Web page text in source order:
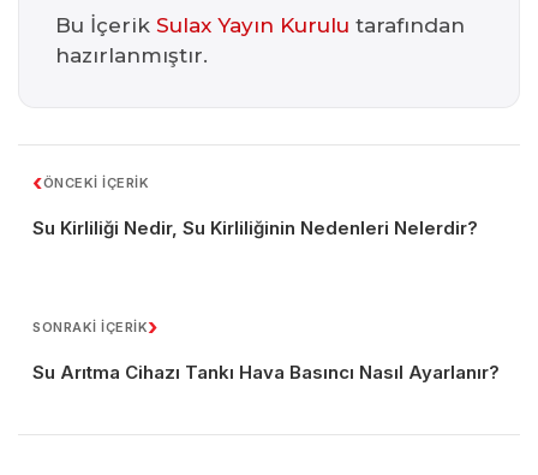
Bu İçerik Sulax Yayın Kurulu tarafından
hazırlanmıştır.
‹ÖNCEKİ İÇERİK
Su Kirliliği Nedir, Su Kirliliğinin Nedenleri Nelerdir?
SONRAKİ İÇERİK›
Su Arıtma Cihazı Tankı Hava Basıncı Nasıl Ayarlanır?